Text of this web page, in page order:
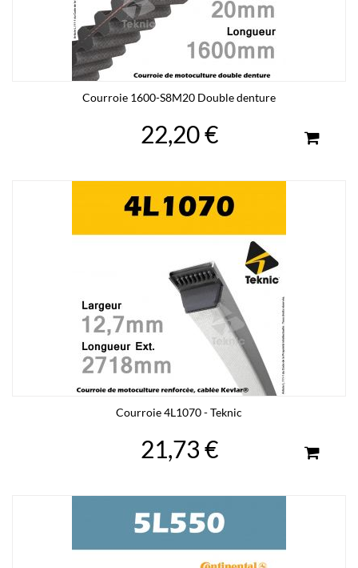
Courroie 1600-S8M20 Double denture
22,20 €
Courroie 4L1070 - Teknic
21,73 €